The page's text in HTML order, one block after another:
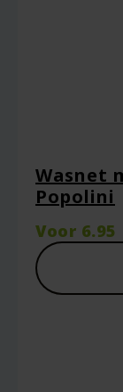
Wasnet
Popolini
Voor 6.95